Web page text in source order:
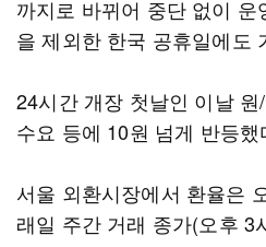
까지로 바뀌어 중단 없이
을 제외한 한국 공휴일에도
24시간 개장 첫날인 이날
수요 등에 10원 넘게 반등했
서울 외환시장에서 환율은
래일 주간 거래 종가(오후 3